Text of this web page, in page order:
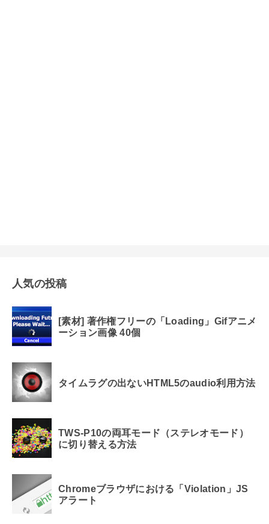
人気の投稿
[素材] 著作権フリーの「Loading」Gifアニメ
ーション画像 40個
タイムラグの出ないHTML5のaudio利用方法
TWS-P10の両耳モード（ステレオモード）
に切り替える方法
Chromeブラウザにおける「Violation」JS
アラート